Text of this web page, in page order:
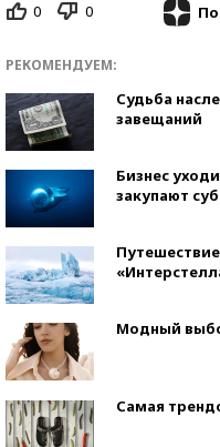
0 0
РЕКОМЕНДУЕМ:
Судьба
завещаний
Бизнес
закупают
Модный
Самая